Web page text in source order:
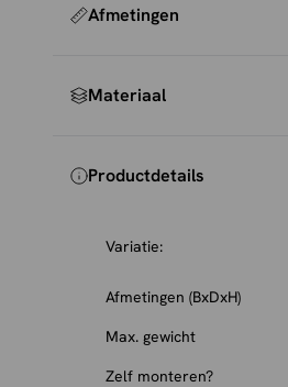
zachte meubelborstel. Voor
Afmetingen
Materiaal
Productdetails
Variatie:
Afmetingen (BxDxH)
Max. gewicht
Zelf monteren?